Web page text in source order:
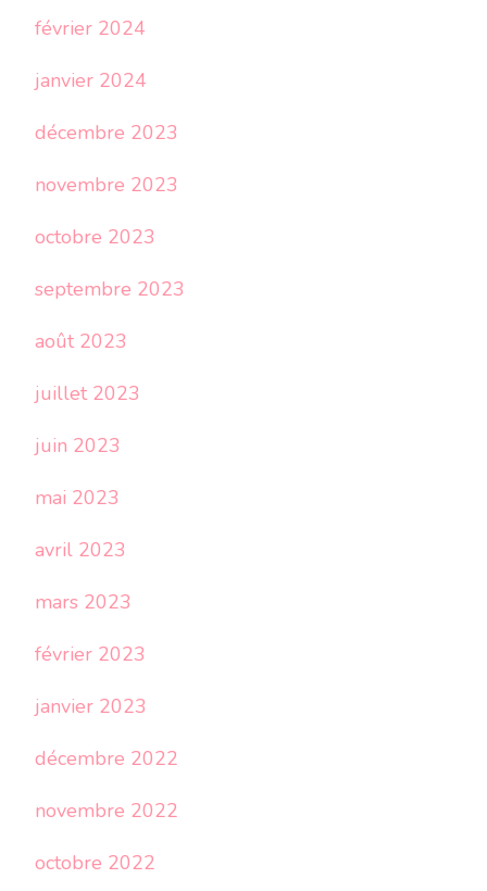
février 2024
janvier 2024
décembre 2023
novembre 2023
octobre 2023
septembre 2023
août 2023
juillet 2023
juin 2023
mai 2023
avril 2023
mars 2023
février 2023
janvier 2023
décembre 2022
novembre 2022
octobre 2022